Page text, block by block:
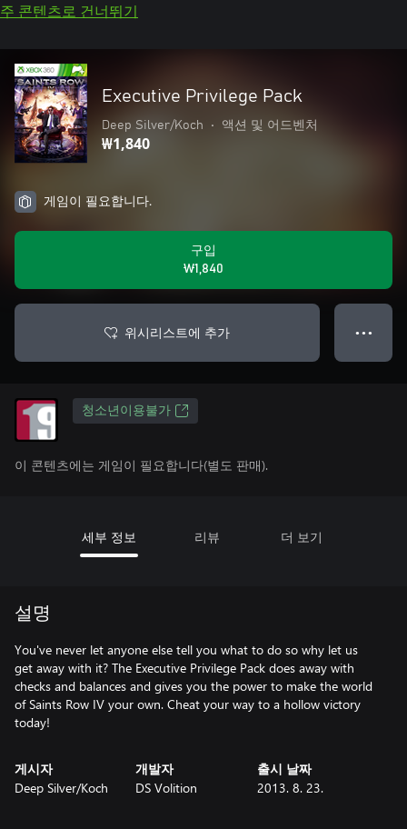
주 콘텐츠로 건너뛰기
Executive Privilege Pack
Deep Silver/Koch • 액션 및 어드벤처
₩1,840
게임이 필요합니다.
구입
₩1,840
위시리스트에 추가 ● ● ●
청소년이용불가
이 콘텐츠에는 게임이 필요합니다(별도 판매).
세부 정보 리뷰 더 보기
설명
You've never let anyone else tell you what to do so why let us
get away with it? The Executive Privilege Pack does away with
checks and balances and gives you the power to make the world
of Saints Row IV your own. Cheat your way to a hollow victory
today!
게시자
Deep Silver/Koch
개발자
DS Volition
출시 날짜
2013. 8. 23.